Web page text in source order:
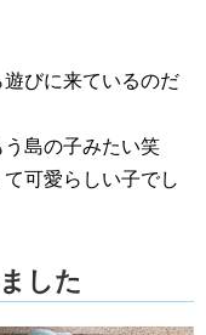
びに来ているのだ
島の子みたい笑
可愛らしい子でし
した